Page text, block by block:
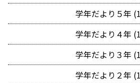
学年だより５年
学年だより４年
学年だより３年
学年だより２年